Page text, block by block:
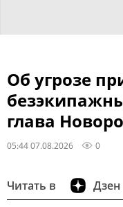
Об угрозе
глава
05:44 07.08.2026 0
Читать в Дзен